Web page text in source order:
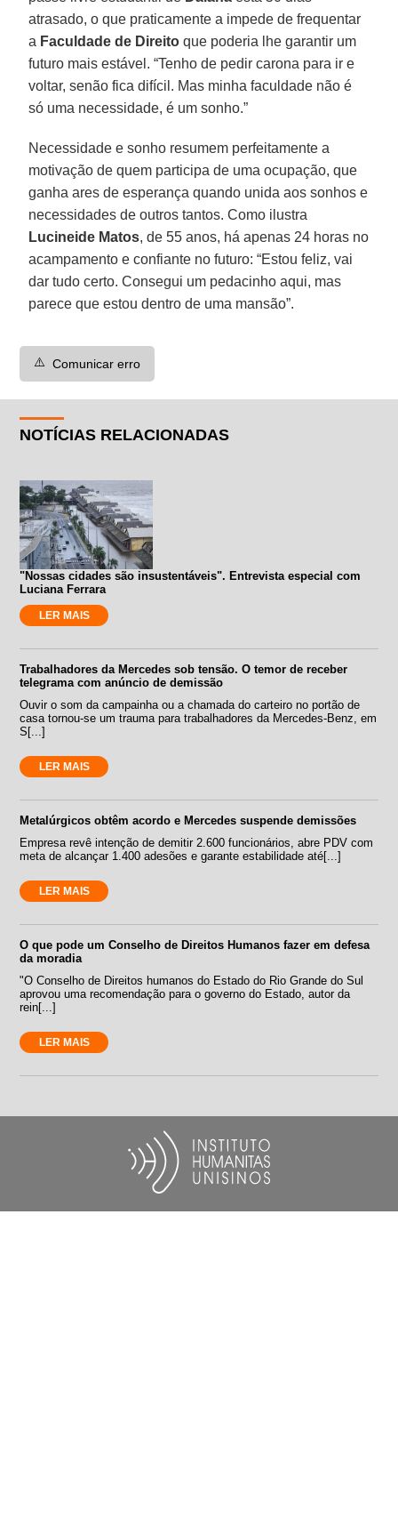
atrasado, o que praticamente a impede de frequentar
a Faculdade de Direito que poderia lhe garantir um
futuro mais estável. “Tenho de pedir carona para ir e
voltar, senão fica difícil. Mas minha faculdade não é
só uma necessidade, é um sonho.”
Necessidade e sonho resumem perfeitamente a
motivação de quem participa de uma ocupação, que
ganha ares de esperança quando unida aos sonhos e
necessidades de outros tantos. Como ilustra
Lucineide Matos, de 55 anos, há apenas 24 horas no
acampamento e confiante no futuro: “Estou feliz, vai
dar tudo certo. Consegui um pedacinho aqui, mas
parece que estou dentro de uma mansão”.
⚠️ Comunicar erro
NOTÍCIAS RELACIONADAS
"Nossas cidades são insustentáveis". Entrevista especial com
Luciana Ferrara
LER MAIS
Trabalhadores da Mercedes sob tensão. O temor de receber
telegrama com anúncio de demissão
Ouvir o som da campainha ou a chamada do carteiro no portão de
casa tornou-se um trauma para trabalhadores da Mercedes-Benz, em
S[...]
LER MAIS
Metalúrgicos obtêm acordo e Mercedes suspende demissões
Empresa revê intenção de demitir 2.600 funcionários, abre PDV com
meta de alcançar 1.400 adesões e garante estabilidade até[...]
LER MAIS
O que pode um Conselho de Direitos Humanos fazer em defesa
da moradia
"O Conselho de Direitos humanos do Estado do Rio Grande do Sul
aprovou uma recomendação para o governo do Estado, autor da
rein[...]
LER MAIS